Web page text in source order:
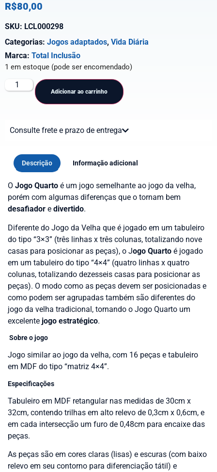
R$80,00
SKU: LCL000298
Categorias: Jogos adaptados, Vida Diária
Marca: Total Inclusão
1 em estoque (pode ser encomendado)
Adicionar ao carrinho
Consulte frete e prazo de entrega
Descrição Informação adicional
O Jogo Quarto é um jogo semelhante ao jogo da velha,
porém com algumas diferenças que o tornam bem
desafiador e divertido.
Diferente do Jogo da Velha que é jogado em um tabuleiro
do tipo “3×3” (três linhas x três colunas, totalizando nove
casas para posicionar as peças), o Jogo Quarto é jogado
em um tabuleiro do tipo “4×4” (quatro linhas x quatro
colunas, totalizando dezesseis casas para posicionar as
peças). O modo como as peças devem ser posicionadas e
como podem ser agrupadas também são diferentes do
jogo da velha tradicional, tornando o Jogo Quarto um
excelente jogo estratégico.
Sobre o jogo
Jogo similar ao jogo da velha, com 16 peças e tabuleiro
em MDF do tipo “matriz 4×4”.
Especificações
Tabuleiro em MDF retangular nas medidas de 30cm x
32cm, contendo trilhas em alto relevo de 0,3cm x 0,6cm, e
em cada intersecção um furo de 0,48cm para encaixe das
peças.
As peças são em cores claras (lisas) e escuras (com baixo
relevo em seu contorno para diferenciação tátil) e